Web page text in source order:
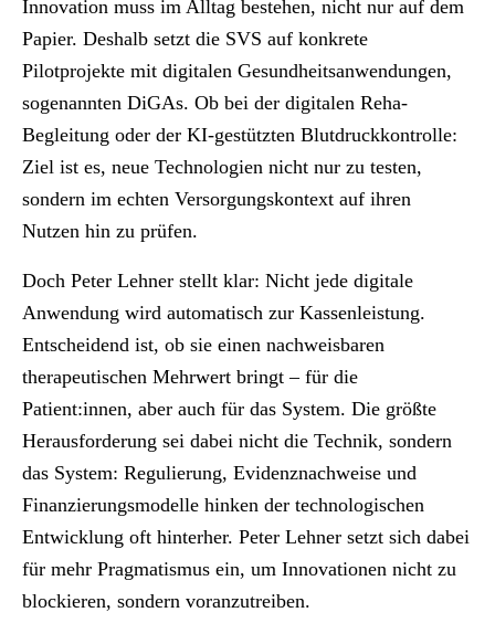
Innovation muss im Alltag bestehen, nicht nur auf dem
Papier. Deshalb setzt die SVS auf konkrete
Pilotprojekte mit digitalen Gesundheitsanwendungen,
sogenannten DiGAs. Ob bei der digitalen Reha-
Begleitung oder der KI-gestützten Blutdruckkontrolle:
Ziel ist es, neue Technologien nicht nur zu testen,
sondern im echten Versorgungskontext auf ihren
Nutzen hin zu prüfen.
Doch Peter Lehner stellt klar: Nicht jede digitale
Anwendung wird automatisch zur Kassenleistung.
Entscheidend ist, ob sie einen nachweisbaren
therapeutischen Mehrwert bringt – für die
Patient:innen, aber auch für das System. Die größte
Herausforderung sei dabei nicht die Technik, sondern
das System: Regulierung, Evidenznachweise und
Finanzierungsmodelle hinken der technologischen
Entwicklung oft hinterher. Peter Lehner setzt sich dabei
für mehr Pragmatismus ein, um Innovationen nicht zu
blockieren, sondern voranzutreiben.